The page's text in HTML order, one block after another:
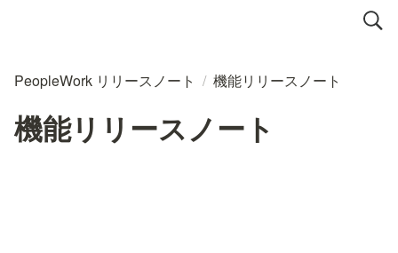
PeopleWork リリースノート / 機能リリースノート
機能リリースノート